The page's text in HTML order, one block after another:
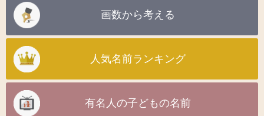
画数から考える
人気名前ランキング
有名人の子どもの名前